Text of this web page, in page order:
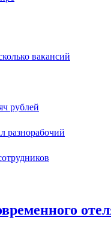
вакансий
рублей
разнорабочий